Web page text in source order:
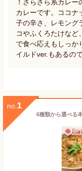
！さらさら系カレ
カレーです。ココナ
子の辛さ、レモング
コやふくろたけなど
で食べ応えもしっか
イルドver.もあるの
no. 1